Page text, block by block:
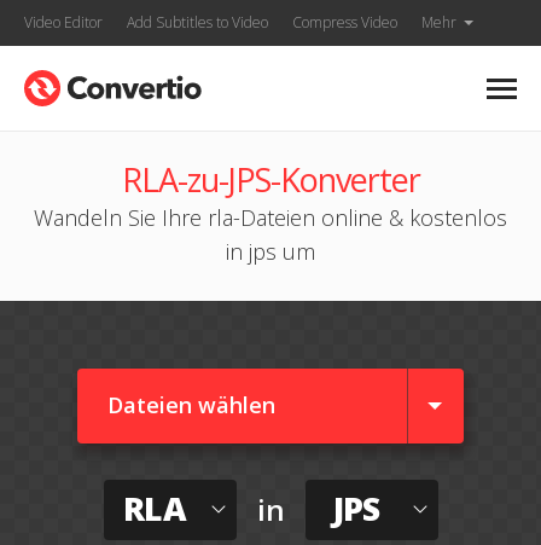
Video Editor Add Subtitles to Video Compress Video Mehr
RLA-zu-JPS-Konverter
Wandeln Sie Ihre rla-Dateien online & kostenlos
in jps um
Dateien wählen
RLA in JPS